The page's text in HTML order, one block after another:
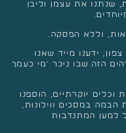
שנתנו את עצמן וליבן
וללא הפסקה.
ידענו מייד שאנו
הזה שבו ניכר 'מי כעמך
וכלים יוקרתיים, הוספנו
במסכים ווילונות,
למען המתנדבות